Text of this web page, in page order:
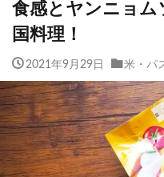
食感とヤンニョム
国料理！
2021年9月29日 米・パ